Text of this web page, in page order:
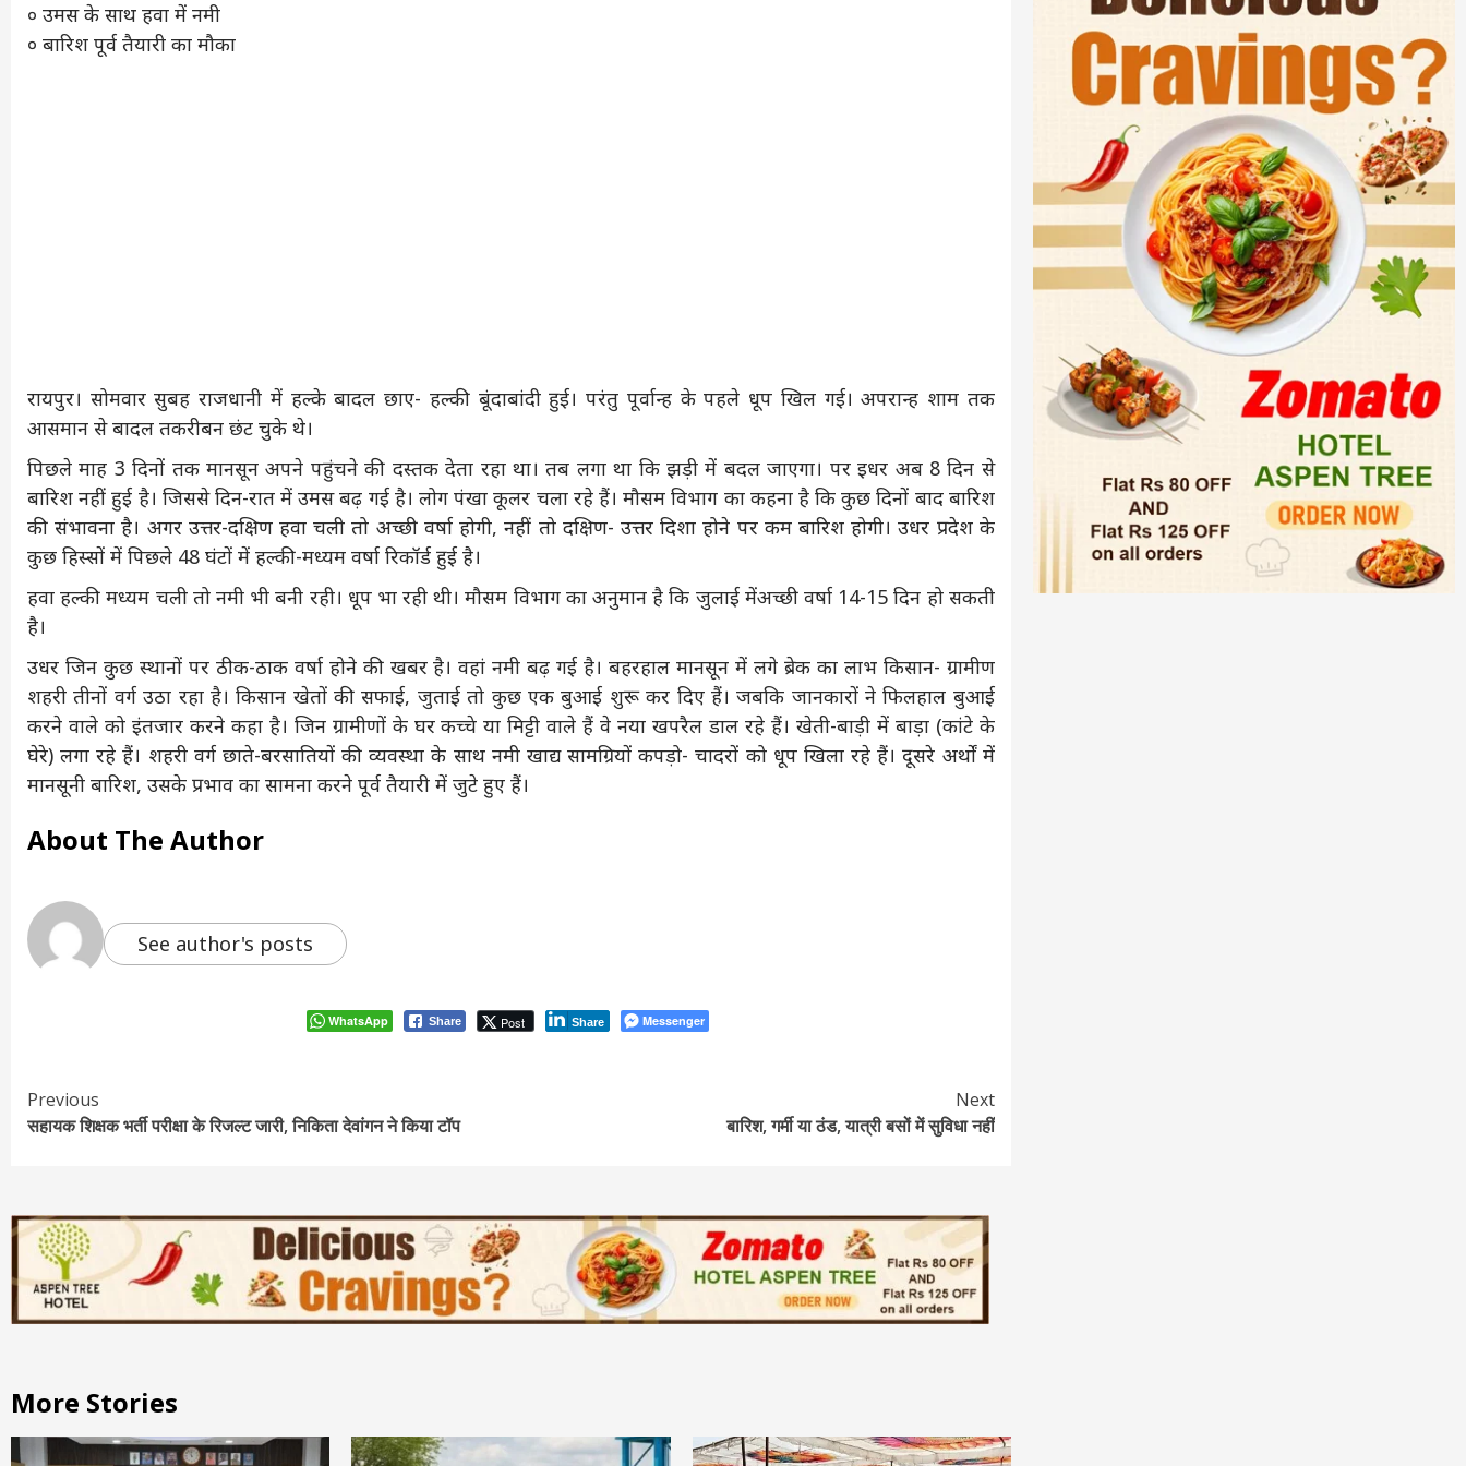
० उमस के साथ हवा में नमी
० बारिश पूर्व तैयारी का मौका
रायपुर। सोमवार सुबह राजधानी में हल्के बादल छाए- हल्की बूंदाबांदी हुई। परंतु पूर्वान्ह के पहले धूप खिल गई। अपरान्ह शाम तक
आसमान से बादल तकरीबन छंट चुके थे।
पिछले माह 3 दिनों तक मानसून अपने पहुंचने की दस्तक देता रहा था। तब लगा था कि झड़ी में बदल जाएगा। पर इधर अब 8 दिन से
बारिश नहीं हुई है। जिससे दिन-रात में उमस बढ़ गई है। लोग पंखा कूलर चला रहे हैं। मौसम विभाग का कहना है कि कुछ दिनों बाद बारिश
की संभावना है। अगर उत्तर-दक्षिण हवा चली तो अच्छी वर्षा होगी, नहीं तो दक्षिण- उत्तर दिशा होने पर कम बारिश होगी। उधर प्रदेश के
कुछ हिस्सों में पिछले 48 घंटों में हल्की-मध्यम वर्षा रिकॉर्ड हुई है।
हवा हल्की मध्यम चली तो नमी भी बनी रही। धूप भा रही थी। मौसम विभाग का अनुमान है कि जुलाई मेंअच्छी वर्षा 14-15 दिन हो सकती
है।
उधर जिन कुछ स्थानों पर ठीक-ठाक वर्षा होने की खबर है। वहां नमी बढ़ गई है। बहरहाल मानसून में लगे ब्रेक का लाभ किसान- ग्रामीण
शहरी तीनों वर्ग उठा रहा है। किसान खेतों की सफाई, जुताई तो कुछ एक बुआई शुरू कर दिए हैं। जबकि जानकारों ने फिलहाल बुआई
करने वाले को इंतजार करने कहा है। जिन ग्रामीणों के घर कच्चे या मिट्टी वाले हैं वे नया खपरैल डाल रहे हैं। खेती-बाड़ी में बाड़ा (कांटे के
घेरे) लगा रहे हैं। शहरी वर्ग छाते-बरसातियों की व्यवस्था के साथ नमी खाद्य सामग्रियों कपड़ो- चादरों को धूप खिला रहे हैं। दूसरे अर्थों में
मानसूनी बारिश, उसके प्रभाव का सामना करने पूर्व तैयारी में जुटे हुए हैं।
About The Author
See author's posts
WhatsApp Share Post Share Messenger
Continue
Reading
Previous
सहायक शिक्षक भर्ती परीक्षा के रिजल्ट जारी, निकिता देवांगन ने किया टॉप
Next
बारिश, गर्मी या ठंड, यात्री बसों में सुविधा नहीं
More Stories